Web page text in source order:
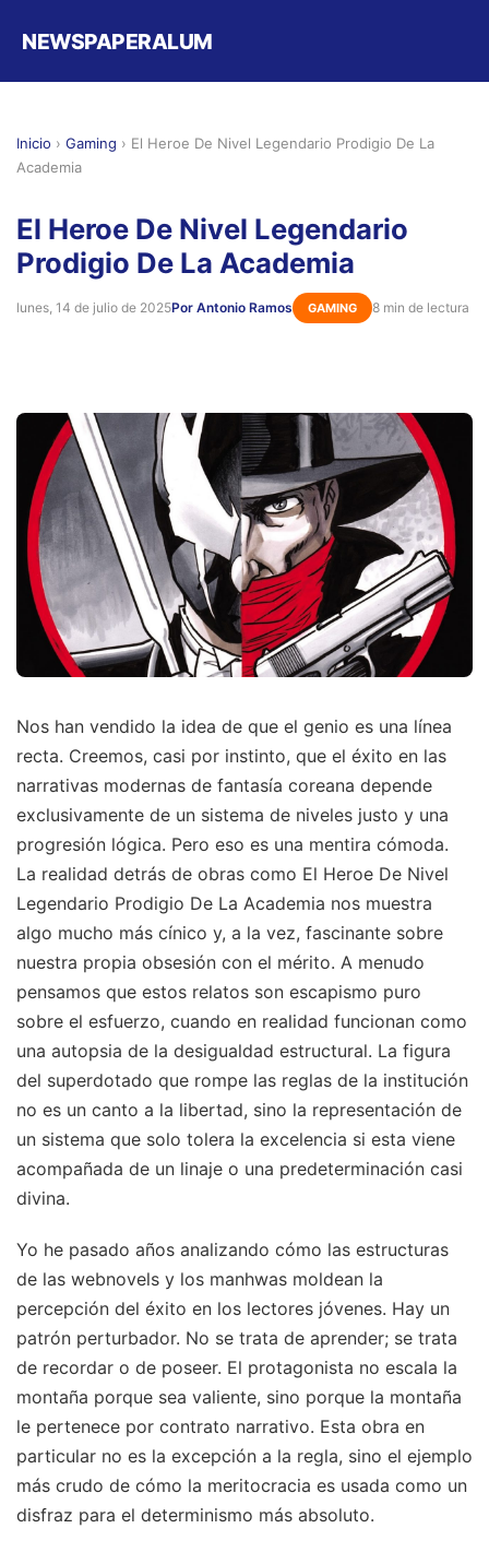
NEWSPAPERALUM
Inicio › Gaming › El Heroe De Nivel Legendario Prodigio De La
Academia
El Heroe De Nivel Legendario
Prodigio De La Academia
lunes, 14 de julio de 2025Por Antonio Ramos GAMING 8 min de lectura
Nos han vendido la idea de que el genio es una línea
recta. Creemos, casi por instinto, que el éxito en las
narrativas modernas de fantasía coreana depende
exclusivamente de un sistema de niveles justo y una
progresión lógica. Pero eso es una mentira cómoda.
La realidad detrás de obras como El Heroe De Nivel
Legendario Prodigio De La Academia nos muestra
algo mucho más cínico y, a la vez, fascinante sobre
nuestra propia obsesión con el mérito. A menudo
pensamos que estos relatos son escapismo puro
sobre el esfuerzo, cuando en realidad funcionan como
una autopsia de la desigualdad estructural. La figura
del superdotado que rompe las reglas de la institución
no es un canto a la libertad, sino la representación de
un sistema que solo tolera la excelencia si esta viene
acompañada de un linaje o una predeterminación casi
divina.
Yo he pasado años analizando cómo las estructuras
de las webnovels y los manhwas moldean la
percepción del éxito en los lectores jóvenes. Hay un
patrón perturbador. No se trata de aprender; se trata
de recordar o de poseer. El protagonista no escala la
montaña porque sea valiente, sino porque la montaña
le pertenece por contrato narrativo. Esta obra en
particular no es la excepción a la regla, sino el ejemplo
más crudo de cómo la meritocracia es usada como un
disfraz para el determinismo más absoluto.